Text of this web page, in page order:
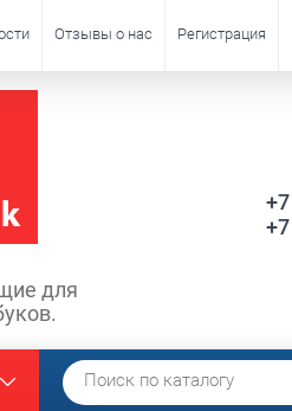
Отзывы о нас Регистрация
для